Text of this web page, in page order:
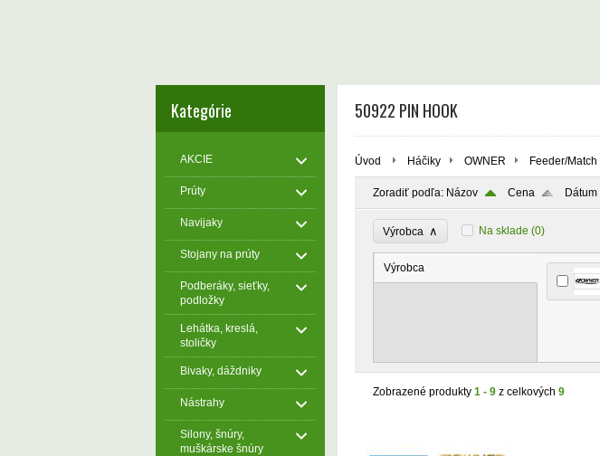
Kategórie
AKCIE
Prúty
Navijaky
Stojany na prúty
Podberáky, sieťky,
podložky
Lehátka, kreslá,
stoličky
Bivaky, dáždniky
Nástrahy
Silony, šnúry,
muškárske šnúry
50922 PIN HOOK
Úvod Háčiky OWNER Feeder/Match
Zoradiť podľa: Názov Cena
Výrobca ∧ Na sklade (0)
Výrobca
Zobrazené produkty 1 - 9 z celkových 9